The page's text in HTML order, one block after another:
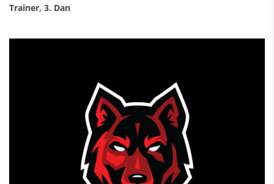
Trainer, 3. Dan